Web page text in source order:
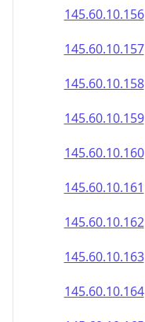
145.60.10.156
145.60.10.157
145.60.10.158
145.60.10.159
145.60.10.160
145.60.10.161
145.60.10.162
145.60.10.163
145.60.10.164